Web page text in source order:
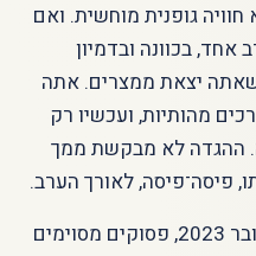
גופנית מוחשית. ואם
בכוונה ובדמיון
יצאת ממצרים. אתה
מהותיות, ועכשיו רק
ההגדה לא מבקשת ממך
פיסה־פיסה, לאורך הערב.
בשנים אחרונות, אחרי 7 באוקטובר 2023, פסוקים מסוימים